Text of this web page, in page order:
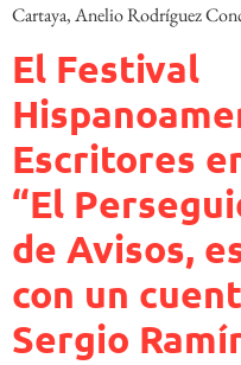
Cartaya, Anelio Rodríguez
El Festival
Escritores
“El
de Avisos,
con un
Sergio